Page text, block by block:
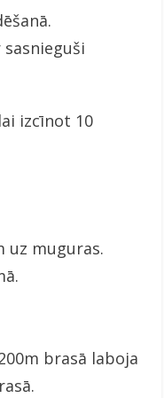
izcīnot 10
uz muguras.
brasā laboja